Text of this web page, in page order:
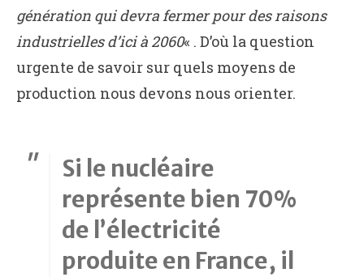
génération qui devra fermer pour des raisons
industrielles d’ici à 2060« . D’où la question
urgente de savoir sur quels moyens de
production nous devons nous orienter.
Si le nucléaire
représente bien 70%
de l’électricité
produite en France, il